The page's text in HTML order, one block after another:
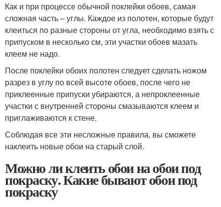
Как и при процессе обычной поклейки обоев, самая
сложная часть – углы. Каждое из полотен, которые будут
клеиться по разные стороны от угла, необходимо взять с
припуском в несколько см, эти участки обоев мазать
клеем не надо.
После поклейки обоих полотен следует сделать ножом
разрез в углу по всей высоте обоев, после чего не
приклеенные припуски убираются, а непроклеенные
участки с внутренней стороны смазываются клеем и
приглаживаются к стене.
Соблюдая все эти несложные правила, вы сможете
наклеить новые обои на старый слой.
Можно ли клеить обои на обои под
покраску. Какие бывают обои под
покраску